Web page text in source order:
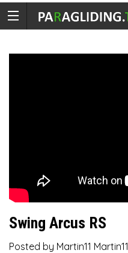
Swing Arcus RS
Posted by Martin11 Martin11